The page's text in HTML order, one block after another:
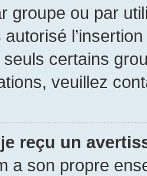
groupe ou par
certains
veuillez
reçu un
a son propre